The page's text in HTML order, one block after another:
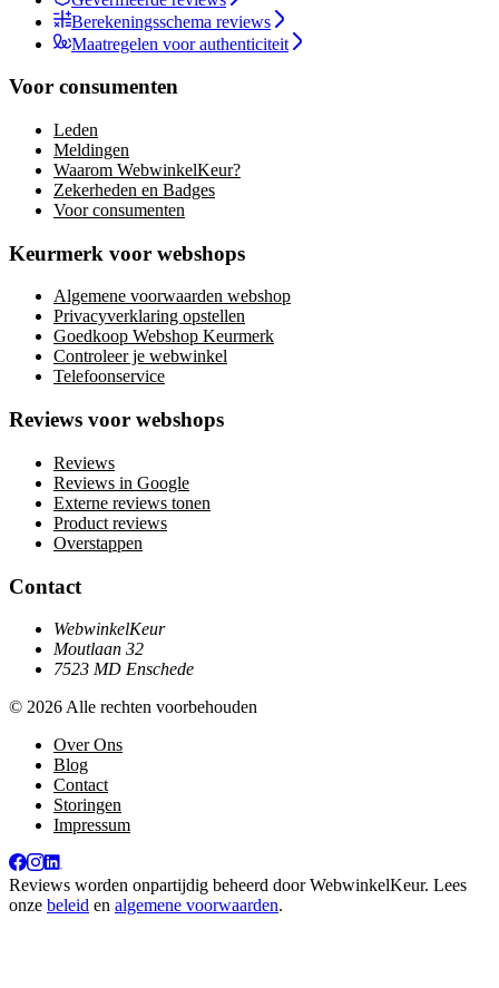
Berekeningsschema reviews
Maatregelen voor authenticiteit
Voor consumenten
Leden
Meldingen
Waarom WebwinkelKeur?
Zekerheden en Badges
Voor consumenten
Keurmerk voor webshops
Algemene voorwaarden webshop
Privacyverklaring opstellen
Goedkoop Webshop Keurmerk
Controleer je webwinkel
Telefoonservice
Reviews voor webshops
Reviews
Reviews in Google
Externe reviews tonen
Product reviews
Overstappen
Contact
WebwinkelKeur
Moutlaan 32
7523 MD Enschede
© 2026 Alle rechten voorbehouden
Over Ons
Blog
Contact
Storingen
Impressum
Reviews worden onpartijdig beheerd doorWebwinkelKeur. Lees
onze beleid en algemene voorwaarden.